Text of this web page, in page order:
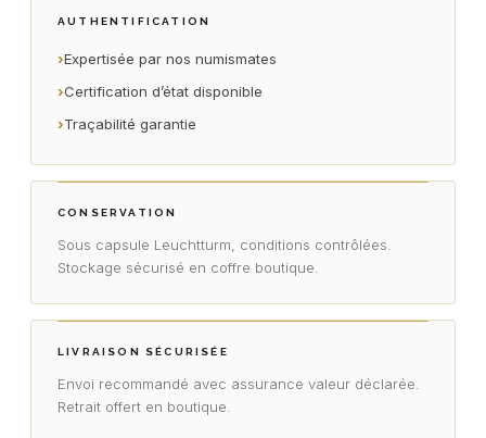
AUTHENTIFICATION
›Expertisée par nos numismates
›Certification d’état disponible
›Traçabilité garantie
CONSERVATION
Sous capsule Leuchtturm, conditions contrôlées.
Stockage sécurisé en coffre boutique.
LIVRAISON SÉCURISÉE
Envoi recommandé avec assurance valeur déclarée.
Retrait offert en boutique.